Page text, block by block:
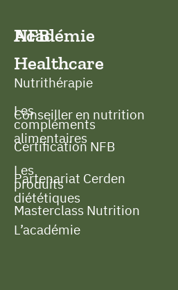
NFB
Healthcare
Les
compléments
alimentaires
Les
produits
diététiques
L’académie
Académie
Nutrithérapie
Conseiller en nutrition
Certification NFB
Partenariat Cerden
Masterclass Nutrition